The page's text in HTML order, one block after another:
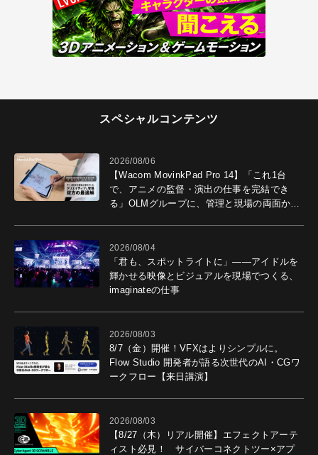
スペシャルコンテンツ
2026/08/06
【Wacom MovinkPad Pro 14】「これ1台
で、アニメの監督・演出の仕事を完結でき
る」OLMグループに、管理と現場の両面から
2026/08/04
「君も、スポットライトに」――アイドルを
輝かせる映像とビジュアルを現場でつくる、
imaginateの仕事
2026/08/03
8/7（金）開催！VFXはよりシンプルに。
Flow Studio 開発者が語る次世代のAI・CGワ
ークフロー【来日講演】
2026/08/03
【8/27（木）リアル開催】エフェクトアーテ
ィスト必見！ サイバーコネクトツー×アプ